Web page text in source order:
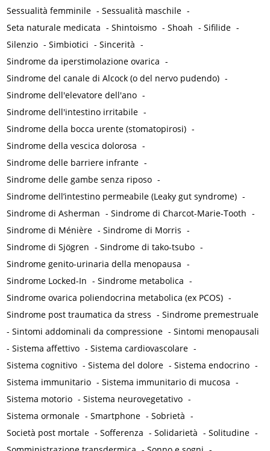
Sessualità femminile -Sessualità maschile -
Seta naturale medicata -Shintoismo -Shoah -Sifilide -
Silenzio -Simbiotici -Sincerità -
Sindrome da iperstimolazione ovarica -
Sindrome del canale di Alcock (o del nervo pudendo) -
Sindrome dell'elevatore dell'ano -
Sindrome dell'intestino irritabile -
Sindrome della bocca urente (stomatopirosi) -
Sindrome della vescica dolorosa -
Sindrome delle barriere infrante -
Sindrome delle gambe senza riposo -
Sindrome dell’intestino permeabile (Leaky gut syndrome) -
Sindrome di Asherman -Sindrome di Charcot-Marie-Tooth -
Sindrome di Ménière -Sindrome di Morris -
Sindrome di Sjögren -Sindrome di tako-tsubo -
Sindrome genito-urinaria della menopausa -
Sindrome Locked-In -Sindrome metabolica -
Sindrome ovarica poliendocrina metabolica (ex PCOS) -
Sindrome post traumatica da stress -Sindrome premestruale
-Sintomi addominali da compressione -Sintomi menopausali
-Sistema affettivo -Sistema cardiovascolare -
Sistema cognitivo -Sistema del dolore -Sistema endocrino -
Sistema immunitario -Sistema immunitario di mucosa -
Sistema motorio -Sistema neurovegetativo -
Sistema ormonale -Smartphone -Sobrietà -
Società post mortale -Sofferenza -Solidarietà -Solitudine -